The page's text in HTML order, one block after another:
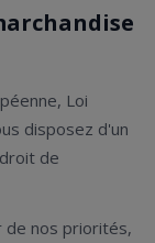
Loi
disposez d'un
de
de nos priorités,